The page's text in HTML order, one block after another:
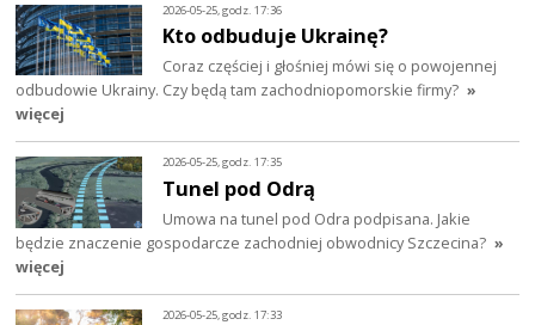
2026-05-25, godz. 17:36
Kto odbuduje Ukrainę?
Coraz częściej i głośniej mówi się o powojennej
odbudowie Ukrainy. Czy będą tam zachodniopomorskie firmy? »
więcej
2026-05-25, godz. 17:35
Tunel pod Odrą
Umowa na tunel pod Odra podpisana. Jakie
będzie znaczenie gospodarcze zachodniej obwodnicy Szczecina? »
więcej
2026-05-25, godz. 17:33